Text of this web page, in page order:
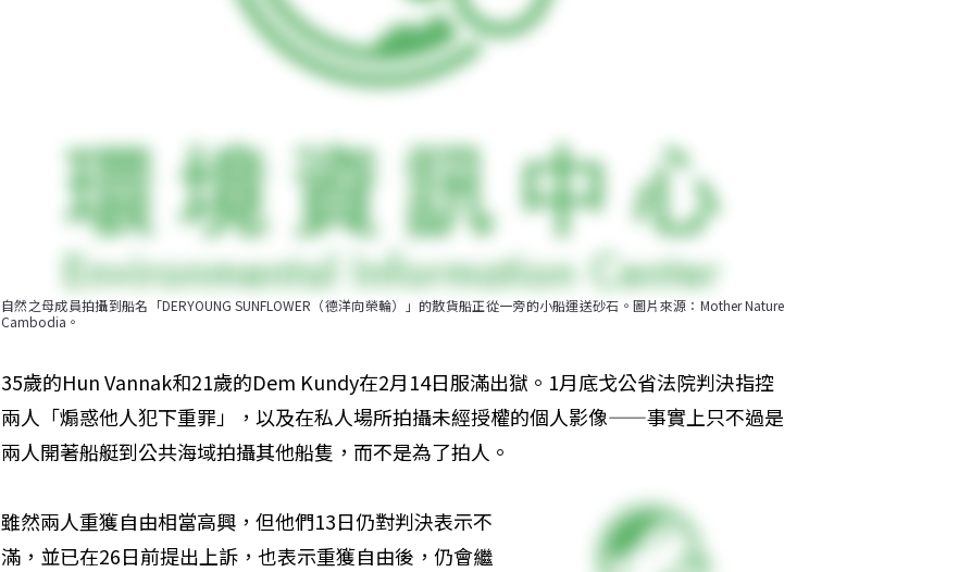
自然之母成員拍攝到船名「DERYOUNG SUNFLOWER（德洋向榮輪）」的散貨船正從一旁的小船運送砂石。圖片來源：Mother Nature
Cambodia。
35歲的Hun Vannak和21歲的Dem Kundy在2月14日服滿出獄。1月底戈公省法院判決指控
兩人「煽惑他人犯下重罪」，以及在私人場所拍攝未經授權的個人影像——事實上只不過是
兩人開著船艇到公共海域拍攝其他船隻，而不是為了拍人。
雖然兩人重獲自由相當高興，但他們13日仍對判決表示不
滿，並已在26日前提出上訴，也表示重獲自由後，仍會繼